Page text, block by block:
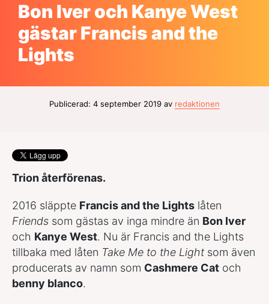
Bon Iver och Kanye West
gästar Francis and the
Lights
Publicerad: 4 september 2019 av redaktionen
Trion återförenas.
2016 släppte Francis and the Lights låten
Friends som gästas av inga mindre än Bon Iver
och Kanye West. Nu är Francis and the Lights
tillbaka med låten Take Me to the Light som även
producerats av namn som Cashmere Cat och
benny blanco.